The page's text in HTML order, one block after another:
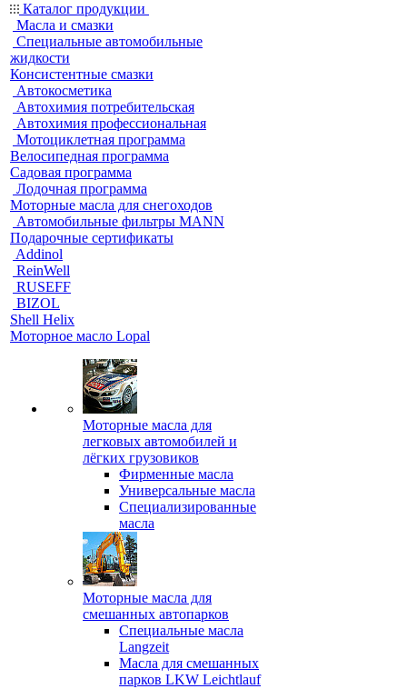
Каталог продукции
Масла и смазки
Специальные автомобильные
жидкости
Консистентные смазки
Автокосметика
Автохимия потребительская
Автохимия профессиональная
Мотоциклетная программа
Велосипедная программа
Садовая программа
Лодочная программа
Моторные масла для снегоходов
Автомобильные фильтры MANN
Подарочные сертификаты
Addinol
ReinWell
RUSEFF
BIZOL
Shell Helix
Моторное масло Lopal
Моторные масла для
легковых автомобилей и
лёгких грузовиков
Фирменные масла
Универсальные масла
Специализированные
масла
Моторные масла для
смешанных автопарков
Специальные масла
Langzeit
Масла для смешанных
парков LKW Leichtlauf